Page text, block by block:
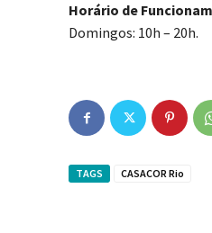
Horário de
Domingos: 10h – 20h.
TAGS CASACOR Rio